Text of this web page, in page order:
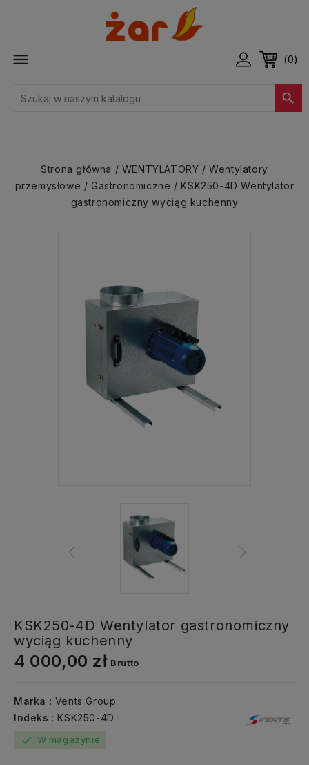
 (0)

Strona główna WENTYLATORY
Wentylatory
przemysłowe
Gastronomiczne
KSK250-4D Wentylator
gastronomiczny wyciąg kuchenny
KSK250-4D Wentylator gastronomiczny
wyciąg kuchenny
4 000,00 zł Brutto
Marka : Vents Group
Indeks : KSK250-4D
check W magazynie